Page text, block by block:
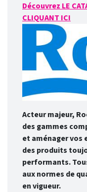
Découvrez LE
CLIQUANT ICI
Acteur majeur,
des gammes
et aménager vos
des produits
performants.
aux normes de
en vigueur.